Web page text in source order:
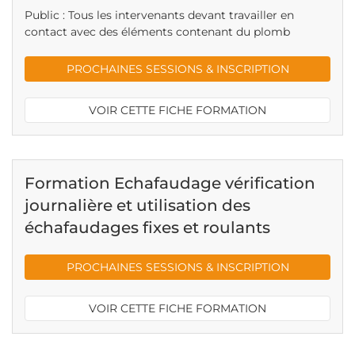
Public : Tous les intervenants devant travailler en
contact avec des éléments contenant du plomb
PROCHAINES SESSIONS & INSCRIPTION
VOIR CETTE FICHE FORMATION
Formation Echafaudage vérification
journalière et utilisation des
échafaudages fixes et roulants
PROCHAINES SESSIONS & INSCRIPTION
VOIR CETTE FICHE FORMATION